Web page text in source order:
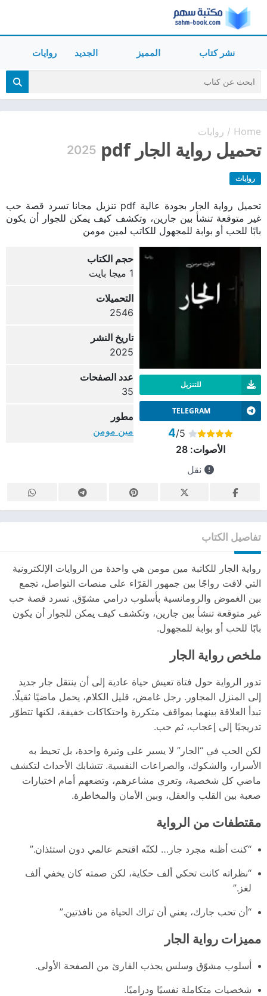
نشر كتاب المميز الجديد روايات
Home
/ روايات
تحميل رواية الجار pdf 2025
روايات
تحميل رواية الجار بجودة عالية pdf تنزيل مجانا تسرد قصة حب
غير متوقعة تنشأ بين جارين، وتكشف كيف يمكن للجوار أن يكون
بابًا للحب أو بوابة للمجهول للكاتب لمين مومن
للتنزيل
TELEGRAM
4/5
الأصوات:28
نقل
حجم الكتاب
1 ميجا بايت
التحميلات
2546
تاريخ النشر
2025
عدد الصفحات
35
مطور
مين مومن
تفاصيل الكتاب
رواية الجار للكاتبة مين مومن هي واحدة من الروايات الإلكترونية
التي لاقت رواجًا بين جمهور القرّاء على منصات التواصل، تجمع
بين الغموض والرومانسية بأسلوب درامي مشوّق. تسرد قصة حب
غير متوقعة تنشأ بين جارين، وتكشف كيف يمكن للجوار أن يكون
بابًا للحب أو بوابة للمجهول.
ملخص رواية الجار
تدور الرواية حول فتاة تعيش حياة عادية إلى أن ينتقل جار جديد
إلى المنزل المجاور. رجل غامض، قليل الكلام، يحمل ماضيًا ثقيلًا.
تبدأ العلاقة بينهما بمواقف متكررة واحتكاكات خفيفة، لكنها تتطوّر
تدريجيًا إلى إعجاب، ثم حب.
لكن الحب في “الجار” لا يسير على وتيرة واحدة، بل تحيط به
الأسرار، والشكوك، والصراعات النفسية. تتشابك الأحداث لتكشف
ماضي كل شخصية، وتعري مشاعرهم، وتضعهم أمام اختيارات
صعبة بين القلب والعقل، وبين الأمان والمخاطرة.
مقتطفات من الرواية
“كنت أظنه مجرد جار… لكنّه اقتحم عالمي دون استئذان.”
“نظراته كانت تحكي ألف حكاية، لكن صمته كان يخفي ألف
لغز.”
“أن تحب جارك، يعني أن تراك الحياة من نافذتين.”
مميزات رواية الجار
أسلوب مشوّق وسلس يجذب القارئ من الصفحة الأولى.
شخصيات متكاملة نفسيًا ودراميًا.